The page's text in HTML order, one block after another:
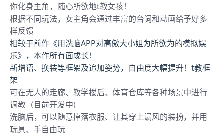
你化身主角，随心所欲地t教女孩！
根据不同玩法，女主角会通过丰富的台词和动画给予好多
样反馈
相较于前作《用洗脑APP对高傲大小姐为所欲为的模拟娱
乐》，本作所有面成长！
新增语、换装等框架及追加姿势，自由度大幅提升！t教框
架
可在无人的走廊、教学楼后、体育仓库等各种场景中进行
调教（目前开发中）
洗脑后，可以随意掉落衣服、让其穿上漏风的装扮，并用
玩具、手自由玩